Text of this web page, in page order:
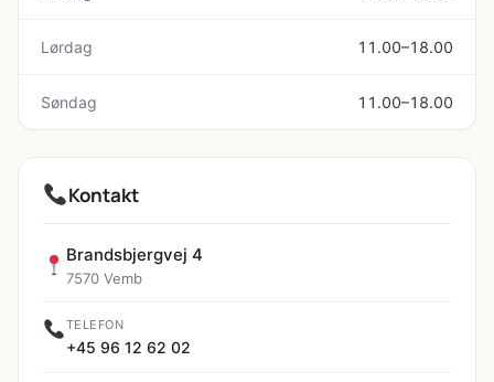
Lørdag 11.00–18.00
Søndag 11.00–18.00
Kontakt
Brandsbjergvej 4
7570 Vemb
TELEFON
+45 96 12 62 02